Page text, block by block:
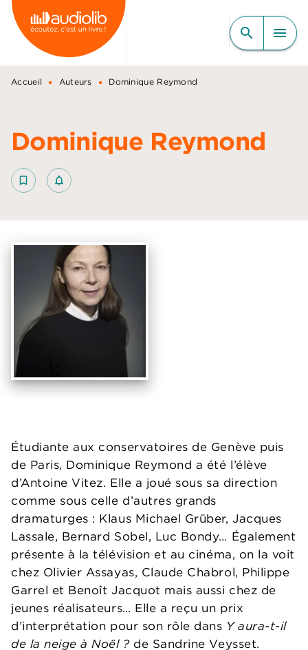
MENU RECHERCHE
CONTENU
PIED DE PAGE
search menu
Accueil • Auteurs • Dominique Reymond
Dominique Reymond
bookmark_border notifications_none_outlined
Étudiante aux conservatoires de Genève puis
de Paris, Dominique Reymond a été l’élève
d’Antoine Vitez. Elle a joué sous sa direction
comme sous celle d’autres grands
dramaturges : Klaus Michael Grüber, Jacques
Lassale, Bernard Sobel, Luc Bondy… Également
présente à la télévision et au cinéma, on la voit
chez Olivier Assayas, Claude Chabrol, Philippe
Garrel et Benoît Jacquot mais aussi chez de
jeunes réalisateurs… Elle a reçu un prix
d’interprétation pour son rôle dans Y aura-t-il
de la neige à Noël ?de Sandrine Veysset.